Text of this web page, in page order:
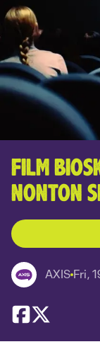
FILM
NONTON
AXIS Fri,